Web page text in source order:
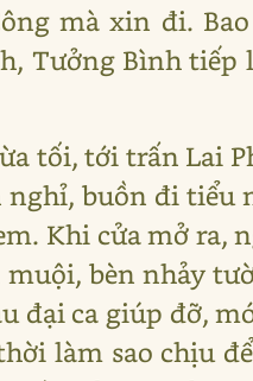
mà xin đi.
Tưởng Bình tiếp
tối, tới trấn Lai
buồn đi tiểu
Khi cửa mở ra,
muội, bèn nhảy
đại ca giúp đỡ,
làm sao chịu